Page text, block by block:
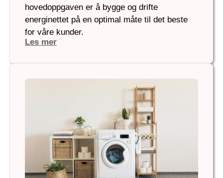
hovedoppgaven er å bygge og drifte
energinettet på en optimal måte til det beste
for våre kunder.
Les mer